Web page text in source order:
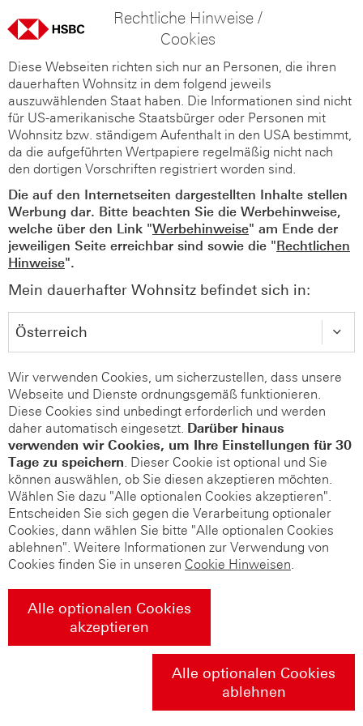
Rechtliche Hinweise /
Cookies
Diese Webseiten richten sich nur an Personen, die ihren
dauerhaften Wohnsitz in dem folgend jeweils
auszuwählenden Staat haben. Die Informationen sind nicht
für US-amerikanische Staatsbürger oder Personen mit
Wohnsitz bzw. ständigem Aufenthalt in den USA bestimmt,
da die aufgeführten Wertpapiere regelmäßig nicht nach
den dortigen Vorschriften registriert worden sind.
Die auf den Internetseiten dargestellten Inhalte stellen
Werbung dar. Bitte beachten Sie die Werbehinweise,
welche über den Link "Werbehinweise" am Ende der
jeweiligen Seite erreichbar sind sowie die "Rechtlichen
Hinweise".
Mein dauerhafter Wohnsitz befindet sich in:
Wir verwenden Cookies, um sicherzustellen, dass unsere
Webseite und Dienste ordnungsgemäß funktionieren.
Diese Cookies sind unbedingt erforderlich und werden
daher automatisch eingesetzt. Darüber hinaus
verwenden wir Cookies, um Ihre Einstellungen für 30
Tage zu speichern. Dieser Cookie ist optional und Sie
können auswählen, ob Sie diesen akzeptieren möchten.
Wählen Sie dazu "Alle optionalen Cookies akzeptieren".
Entscheiden Sie sich gegen die Verarbeitung optionaler
Cookies, dann wählen Sie bitte "Alle optionalen Cookies
ablehnen". Weitere Informationen zur Verwendung von
Cookies finden Sie in unseren Cookie Hinweisen.
Alle optionalen Cookies
akzeptieren
Alle optionalen Cookies
ablehnen